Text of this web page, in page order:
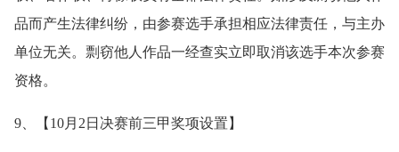
品而产生法律纠纷，由参赛选手承担相应法律责任，与主办
单位无关。剽窃他人作品一经查实立即取消该选手本次参赛
资格。
9、【10月2日决赛前三甲奖项设置】